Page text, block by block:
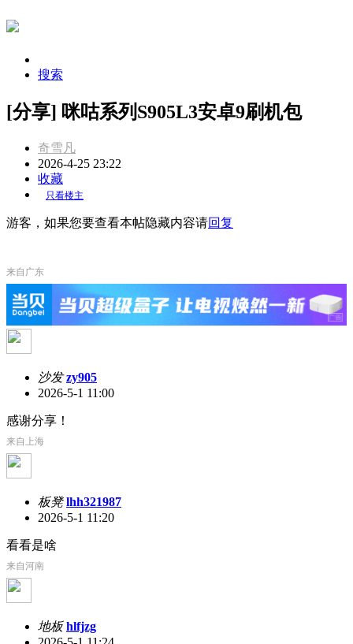
搜索
[分享] 咪咕系列S905L3安卓9刷机包
奇雪凡
2026-4-25 23:22
收藏
只看楼主
游客，如果您要查看本帖隐藏内容请回复
来自广东
沙发 zy905
2026-5-1 11:00
感谢分享！
来自上海
板凳 lhh321987
2026-5-1 11:20
看看是啥
来自河南
地板 hlfjzg